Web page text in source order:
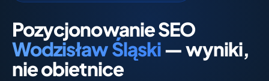
Pozycjonowanie SEO
Wodzisław Śląski— wyniki,
nie obietnice